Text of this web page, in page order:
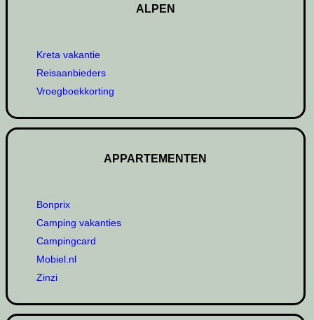
ALPEN
Kreta vakantie
Reisaanbieders
Vroegboekkorting
APPARTEMENTEN
Bonprix
Camping vakanties
Campingcard
Mobiel.nl
Zinzi